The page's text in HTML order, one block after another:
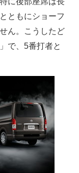
ともにショーフ
ん。こうしたど
で、5番打者と